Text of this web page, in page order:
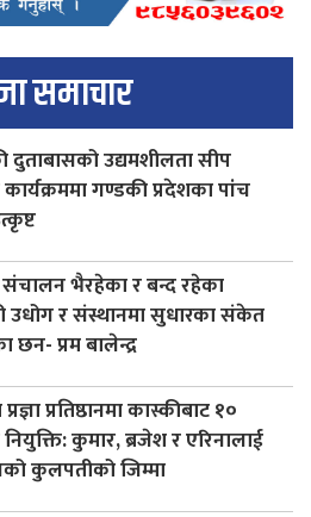
समाचार
दुताबासको उद्यमशीलता सीप
गण्डकी प्रदेशका पांच
संचालन भैरहेका र बन्द रहेका
उधोग र संस्थानमा सुधारका संकेत
छन- प्रम बालेन्द्र
प्रतिष्ठानमा कास्कीबाट १०
कुमार, ब्रजेश र एरिनालाई
कुलपतीको जिम्मा